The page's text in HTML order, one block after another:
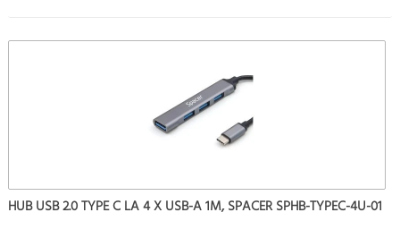
HUB USB 2.0 TYPE C LA 4 X USB-A 1M, SPACER SPHB-TYPEC-4U-01